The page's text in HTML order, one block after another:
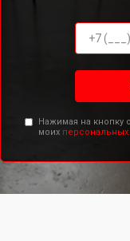
Нажимая на кнопку
моих